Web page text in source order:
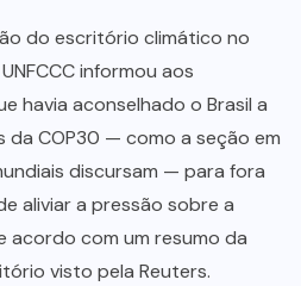
do escritório climático no
informou aos
havia aconselhado o Brasil a
da COP30 — como a seção em
discursam — para fora
aliviar a pressão sobre a
acordo com um resumo da
visto pela Reuters.